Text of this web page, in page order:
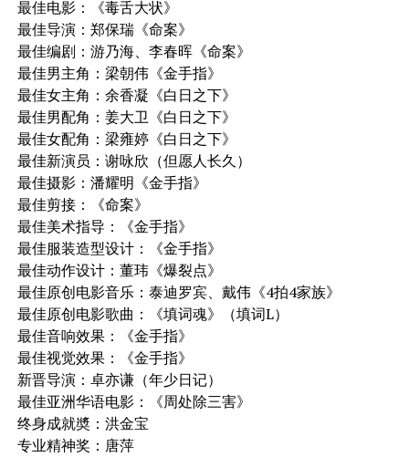
最佳电影：《毒舌大状》
最佳导演：郑保瑞《命案》
最佳编剧：游乃海、李春晖《命案》
最佳男主角：梁朝伟《金手指》
最佳女主角：余香凝《白日之下》
最佳男配角：姜大卫《白日之下》
最佳女配角：梁雍婷《白日之下》
最佳新演员：谢咏欣（但愿人长久）
最佳摄影：潘耀明《金手指》
最佳剪接：《命案》
最佳美术指导：《金手指》
最佳服装造型设计：《金手指》
最佳动作设计：董玮《爆裂点》
最佳原创电影音乐：泰迪罗宾、戴伟《4拍4家族》
最佳原创电影歌曲：《填词魂》（填词L）
最佳音响效果：《金手指》
最佳视觉效果：《金手指》
新晋导演：卓亦谦（年少日记）
最佳亚洲华语电影：《周处除三害》
终身成就奬：洪金宝
专业精神奖：唐萍